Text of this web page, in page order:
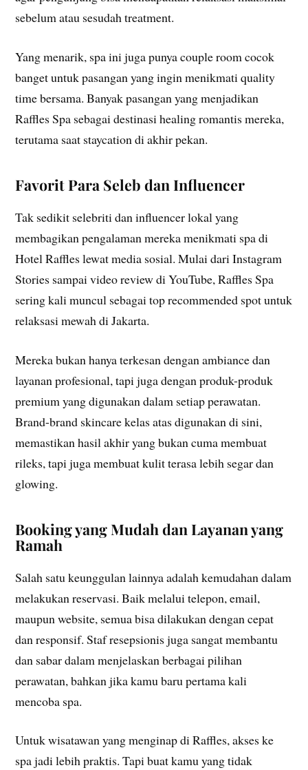
sebelum atau sesudah treatment.
Yang menarik, spa ini juga punya couple room cocok
banget untuk pasangan yang ingin menikmati quality
time bersama. Banyak pasangan yang menjadikan
Raffles Spa sebagai destinasi healing romantis mereka,
terutama saat staycation di akhir pekan.
Favorit Para Seleb dan Influencer
Tak sedikit selebriti dan influencer lokal yang
membagikan pengalaman mereka menikmati spa di
Hotel Raffles lewat media sosial. Mulai dari Instagram
Stories sampai video review di YouTube, Raffles Spa
sering kali muncul sebagai top recommended spot untuk
relaksasi mewah di Jakarta.
Mereka bukan hanya terkesan dengan ambiance dan
layanan profesional, tapi juga dengan produk-produk
premium yang digunakan dalam setiap perawatan.
Brand-brand skincare kelas atas digunakan di sini,
memastikan hasil akhir yang bukan cuma membuat
rileks, tapi juga membuat kulit terasa lebih segar dan
glowing.
Booking yang Mudah dan Layanan yang
Ramah
Salah satu keunggulan lainnya adalah kemudahan dalam
melakukan reservasi. Baik melalui telepon, email,
maupun website, semua bisa dilakukan dengan cepat
dan responsif. Staf resepsionis juga sangat membantu
dan sabar dalam menjelaskan berbagai pilihan
perawatan, bahkan jika kamu baru pertama kali
mencoba spa.
Untuk wisatawan yang menginap di Raffles, akses ke
spa jadi lebih praktis. Tapi buat kamu yang tidak